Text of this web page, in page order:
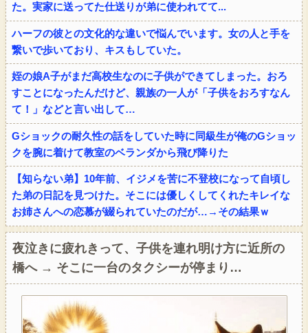
た。実家に送ってた仕送りが弟に使われてて...
ハーフの彼との文化的な違いで悩んでいます。女の人と手を
繋いで歩いており、キスもしていた。
姪の娘A子がまだ高校生なのに子供ができてしまった。おろ
すことになったんだけど、親族の一人が「子供をおろすなん
て！」などと言い出して…
Gショックの耐久性の話をしていた時に同級生が俺のGショッ
クを腕に着けて教室のベランダから飛び降りた
【知らない弟】10年前、イジメを苦に不登校になって自頃し
た弟の日記を見つけた。そこには優しくしてくれたキレイな
お姉さんへの恋慕が綴られていたのだが…→その結果ｗ
夜泣きに疲れきって、子供を連れ明け方に近所の
橋へ → そこに一台のタクシーが停まり…